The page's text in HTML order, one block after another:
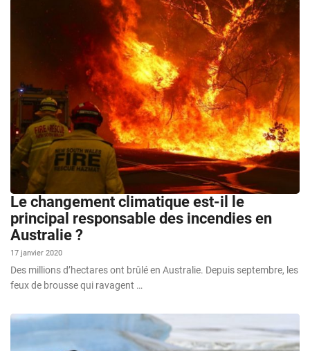
Le changement climatique est-il le
principal responsable des incendies en
Australie ?
17 janvier 2020
Des millions d’hectares ont brûlé en Australie. Depuis septembre, les
feux de brousse qui ravagent …